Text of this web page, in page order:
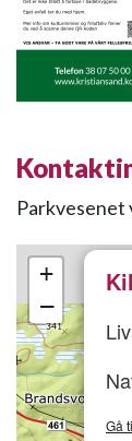
Parkvesenet
Gå
+
−